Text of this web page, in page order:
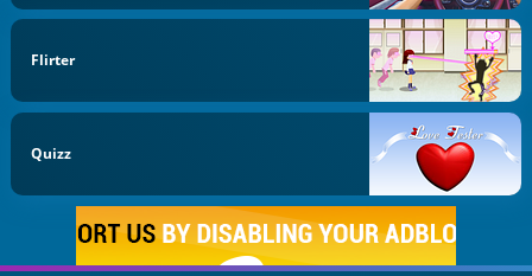
Flirter
Quizz